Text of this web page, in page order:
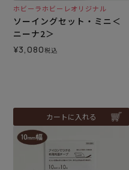
ホビーラホビーレオリジナル
ソーイングセット・ミニ＜
ニーナ2＞
¥3,080税込
カートに入れる